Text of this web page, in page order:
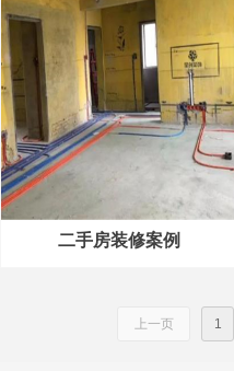
二手房装修案例
上一页 1